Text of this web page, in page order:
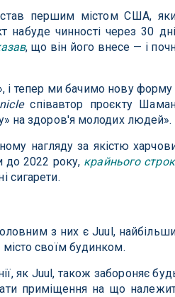
першим містом США,
набуде чинності через 30
, що він його внесе — і
і тепер ми бачимо нову
співавтор проєкту
на здоров'я молодих людей».
нагляду за якістю
до 2022 року, крайнього
сигарети.
з них є Juul,
своїм будинком.
як Juul, також забороняє
приміщення на що